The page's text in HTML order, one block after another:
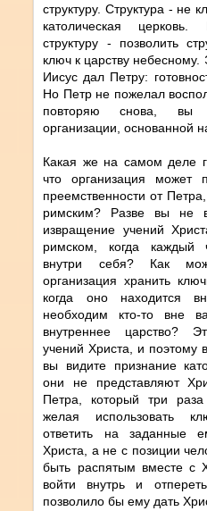
структуру. Структура - не
католическая церковь.
структуру - позволить
ключ к царству
Иисус дал Петру:
Но Петр не пожелал
повторяю снова, вы
организации, основанной
Какая же на самом деле
что организация может
преемственности от
римским? Разве вы не
извращение учений
римском, когда каждый
внутри себя? Как
организация хранить
когда оно находится
необходим кто-то вне
внутреннее царство?
учений Христа, и поэтому
вы видите признание
они не представляют
Петра, который три
желая использовать
ответить на заданные
Христа, а не с позиции
быть распятым вместе с
войти внутрь и
позволило бы ему дать